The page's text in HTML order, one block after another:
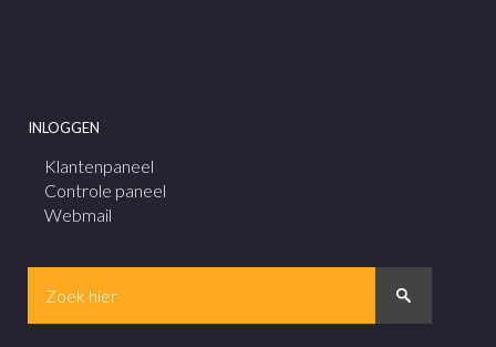
INLOGGEN
Klantenpaneel
Controle paneel
Webmail